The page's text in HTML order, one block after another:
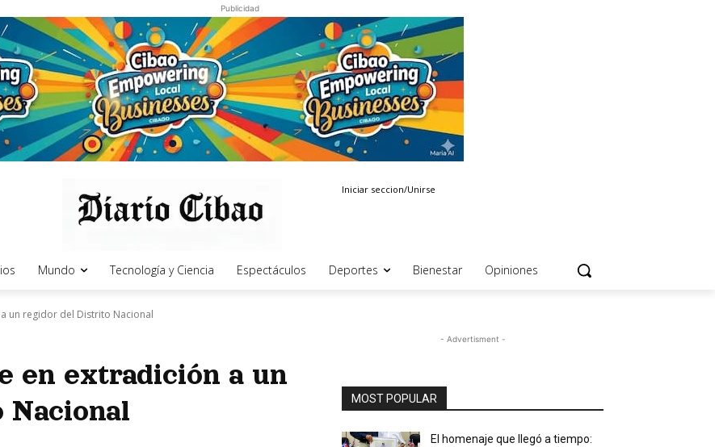
Publicidad
Iniciar seccion/Unirse
Mundo Tecnología y Ciencia Espectáculos Deportes Bienestar Opiniones
un regidor del Distrito Nacional
en extradición a un
- Advertisment -
MOST POPULAR
El homenaje que llegó a tiempo: